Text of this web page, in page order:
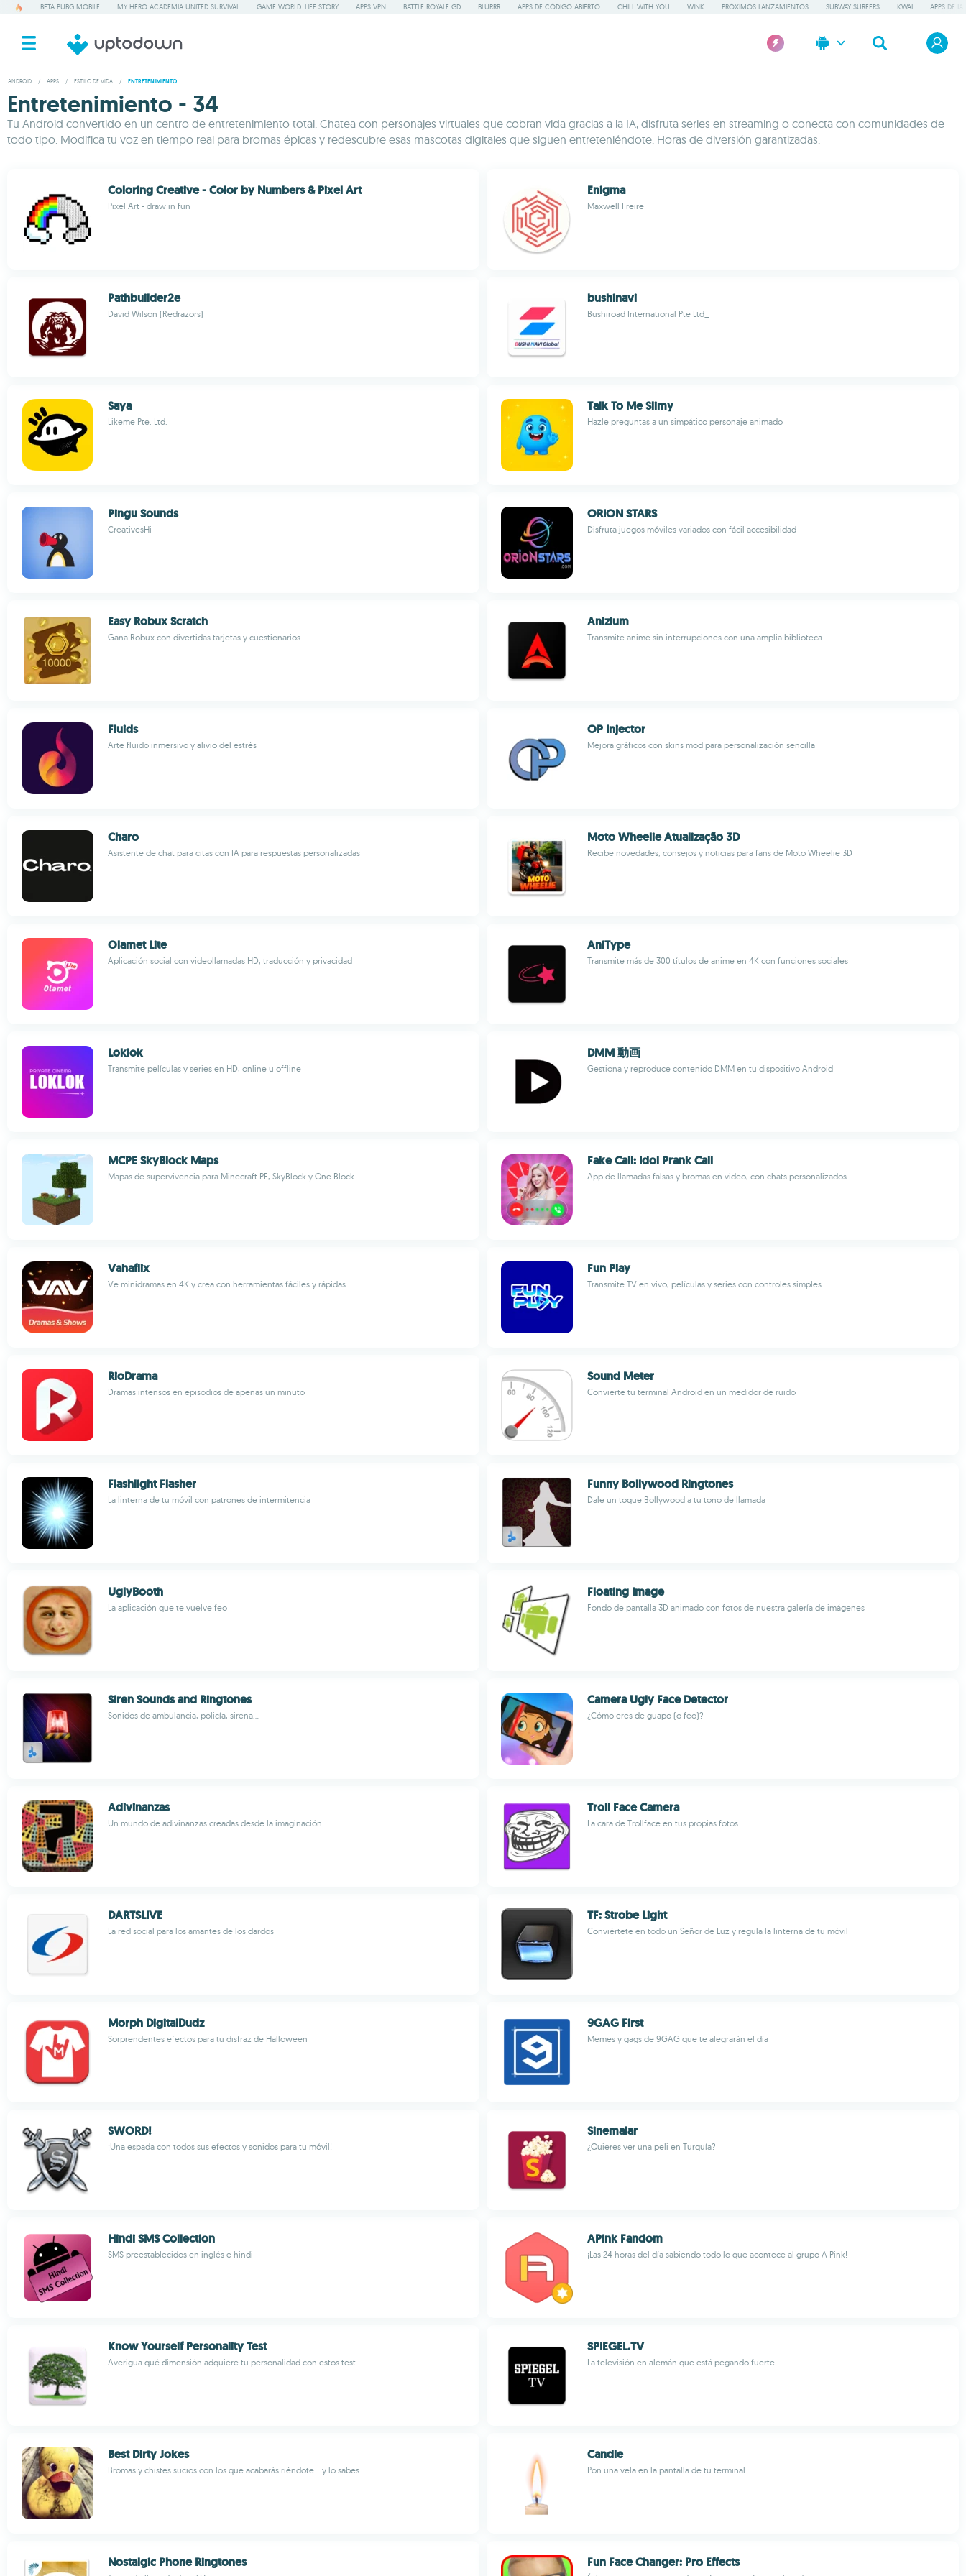
BETA PUBG MOBILE MY HERO ACADEMIA UNITED SURVIVAL GAME WORLD: LIFE STORY APPS VPN BATTLE ROYALE GD BLURRR APPS DE CÓDIGO ABIERTO CHILL WITH YOU WINK PRÓXIMOS LANZAMIENTOS SUBWAY SURFERS KWAI APPS DE IA
ANDROID / APPS / ESTILO DE VIDA / ENTRETENIMIENTO
Entretenimiento - 34
Tu Android convertido en un centro de entretenimiento total. Chatea con personajes virtuales que cobran vida gracias a la IA, disfruta series en streaming o conecta con comunidades de
todo tipo. Modifica tu voz en tiempo real para bromas épicas y redescubre esas mascotas digitales que siguen entreteniéndote. Horas de diversión garantizadas.
Coloring Creative - Color by Numbers & Pixel Art
Pixel Art - draw in fun
Enigma
Maxwell Freire
Pathbuilder2e
David Wilson (Redrazors)
bushinavi
Bushiroad International Pte Ltd_
Saya
Likeme Pte. Ltd.
Talk To Me Slimy
Hazle preguntas a un simpático personaje animado
Pingu Sounds
CreativesHi
ORION STARS
Disfruta juegos móviles variados con fácil accesibilidad
Easy Robux Scratch
Gana Robux con divertidas tarjetas y cuestionarios
Anizium
Transmite anime sin interrupciones con una amplia biblioteca
Fluids
Arte fluido inmersivo y alivio del estrés
OP Injector
Mejora gráficos con skins mod para personalización sencilla
Charo
Asistente de chat para citas con IA para respuestas personalizadas
Moto Wheelie Atualização 3D
Recibe novedades, consejos y noticias para fans de Moto Wheelie 3D
Olamet Lite
Aplicación social con videollamadas HD, traducción y privacidad
AniType
Transmite más de 300 títulos de anime en 4K con funciones sociales
Loklok
Transmite películas y series en HD, online u offline
DMM 動画
Gestiona y reproduce contenido DMM en tu dispositivo Android
MCPE SkyBlock Maps
Mapas de supervivencia para Minecraft PE, SkyBlock y One Block
Fake Call: Idol Prank Call
App de llamadas falsas y bromas en video, con chats personalizados
Vahaflix
Ve minidramas en 4K y crea con herramientas fáciles y rápidas
Fun Play
Transmite TV en vivo, películas y series con controles simples
RioDrama
Dramas intensos en episodios de apenas un minuto
Sound Meter
Convierte tu terminal Android en un medidor de ruido
Flashlight Flasher
La linterna de tu móvil con patrones de intermitencia
Funny Bollywood Ringtones
Dale un toque Bollywood a tu tono de llamada
UglyBooth
La aplicación que te vuelve feo
Floating Image
Fondo de pantalla 3D animado con fotos de nuestra galería de imágenes
Siren Sounds and Ringtones
Sonidos de ambulancia, policía, sirena...
Camera Ugly Face Detector
¿Cómo eres de guapo (o feo)?
Adivinanzas
Un mundo de adivinanzas creadas desde la imaginación
Troll Face Camera
La cara de Trollface en tus propias fotos
DARTSLIVE
La red social para los amantes de los dardos
TF: Strobe Light
Conviértete en todo un Señor de Luz y regula la linterna de tu móvil
Morph DigitalDudz
Sorprendentes efectos para tu disfraz de Halloween
9GAG First
Memes y gags de 9GAG que te alegrarán el día
SWORD!
¡Una espada con todos sus efectos y sonidos para tu móvil!
Sinemalar
¿Quieres ver una peli en Turquía?
Hindi SMS Collection
SMS preestablecidos en inglés e hindi
APink Fandom
¡Las 24 horas del día sabiendo todo lo que acontece al grupo A Pink!
Know Yourself Personality Test
Averigua qué dimensión adquiere tu personalidad con estos test
SPIEGEL.TV
La televisión en alemán que está pegando fuerte
Best Dirty Jokes
Bromas y chistes sucios con los que acabarás riéndote... y lo sabes
Candle
Pon una vela en la pantalla de tu terminal
Nostalgic Phone Ringtones Fun Face Changer: Pro Effects